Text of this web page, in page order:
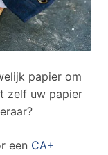
papier om
zelf uw papier
een CA+